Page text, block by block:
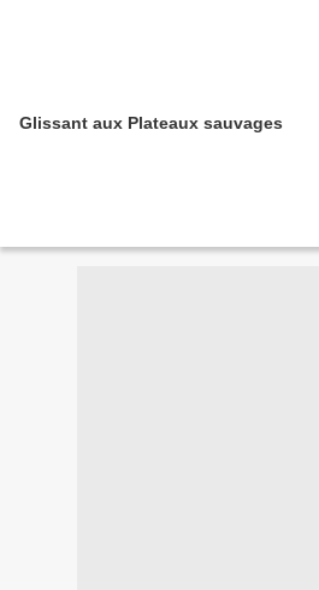
Glissant aux Plateaux sauvages